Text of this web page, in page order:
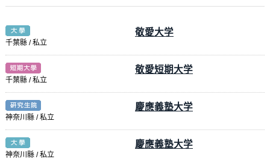
千葉縣 / 私立
敬愛大学
千葉縣 / 私立
敬愛短期大学
神奈川縣 / 私立
慶應義塾大学
神奈川縣 / 私立
慶應義塾大学